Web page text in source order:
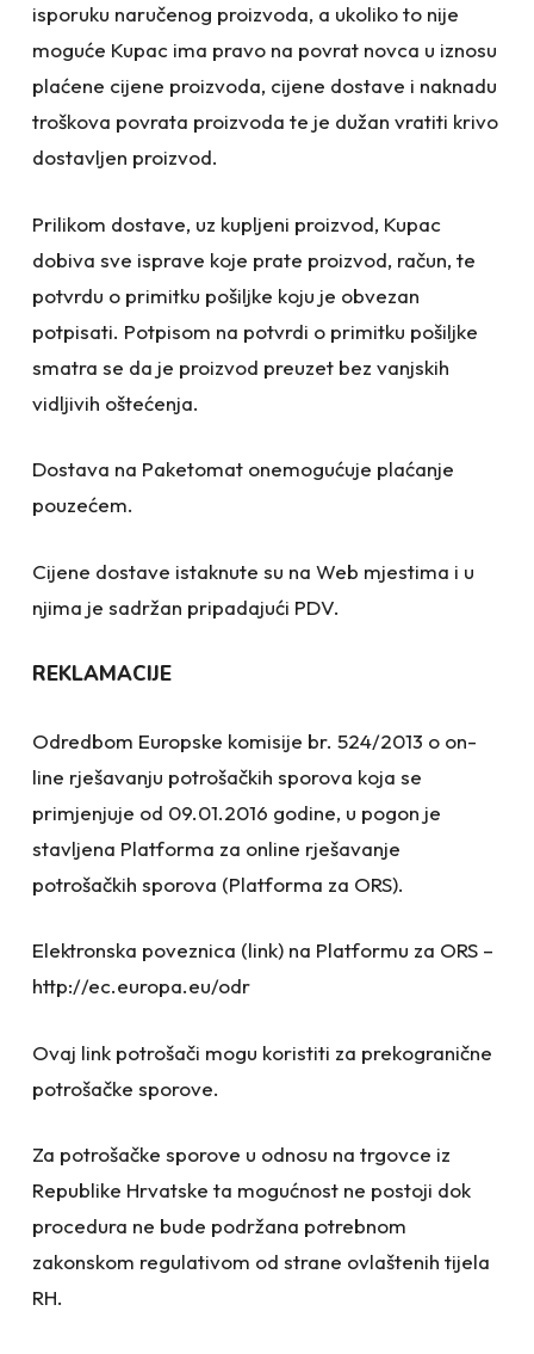
isporuku naručenog proizvoda, a ukoliko to nije
moguće Kupac ima pravo na povrat novca u iznosu
plaćene cijene proizvoda, cijene dostave i naknadu
troškova povrata proizvoda te je dužan vratiti krivo
dostavljen proizvod.
Prilikom dostave, uz kupljeni proizvod, Kupac
dobiva sve isprave koje prate proizvod, račun, te
potvrdu o primitku pošiljke koju je obvezan
potpisati. Potpisom na potvrdi o primitku pošiljke
smatra se da je proizvod preuzet bez vanjskih
vidljivih oštećenja.
Dostava na Paketomat onemogućuje plaćanje
pouzećem.
Cijene dostave istaknute su na Web mjestima i u
njima je sadržan pripadajući PDV.
REKLAMACIJE
Odredbom Europske komisije br. 524/2013 o on-
line rješavanju potrošačkih sporova koja se
primjenjuje od 09.01.2016 godine, u pogon je
stavljena Platforma za online rješavanje
potrošačkih sporova (Platforma za ORS).
Elektronska poveznica (link) na Platformu za ORS –
http://ec.europa.eu/odr
Ovaj link potrošači mogu koristiti za prekogranične
potrošačke sporove.
Za potrošačke sporove u odnosu na trgovce iz
Republike Hrvatske ta mogućnost ne postoji dok
procedura ne bude podržana potrebnom
zakonskom regulativom od strane ovlaštenih tijela
RH.